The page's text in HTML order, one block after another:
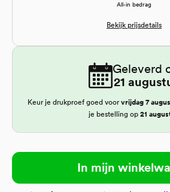
All-in bedrag
Bekijk prijsdetails
Geleverd
21
Keur je drukproef goed voorvrijdag 7
je bestelling op 21
In mijn